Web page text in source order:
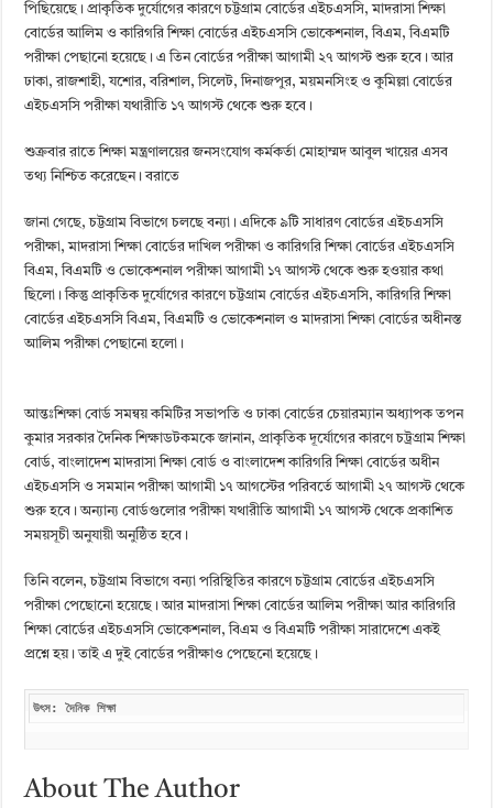
পিছিয়েছে। প্রাকৃতিক দুর্যোগের কারণে চট্টগ্রাম বোর্ডের এইচএসসি, মাদরাসা শিক্ষা
বোর্ডের আলিম ও কারিগরি শিক্ষা বোর্ডের এইচএসসি ভোকেশনাল, বিএম, বিএমটি
পরীক্ষা পেছানো হয়েছে। এ তিন বোর্ডের পরীক্ষা আগামী ২৭ আগস্ট শুরু হবে। আর
ঢাকা, রাজশাহী, যশোর, বরিশাল, সিলেট, দিনাজপুর, ময়মনসিংহ ও কুমিল্লা বোর্ডের
এইচএসসি পরীক্ষা যথারীতি ১৭ আগস্ট থেকে শুরু হবে।
শুক্রবার রাতে শিক্ষা মন্ত্রণালয়ের জনসংযোগ কর্মকর্তা মোহাম্মদ আবুল খায়ের এসব
তথ্য নিশ্চিত করেছেন। বরাতে
জানা গেছে, চট্টগ্রাম বিভাগে চলছে বন্যা। এদিকে ৯টি সাধারণ বোর্ডের এইচএসসি
পরীক্ষা, মাদরাসা শিক্ষা বোর্ডের দাখিল পরীক্ষা ও কারিগরি শিক্ষা বোর্ডের এইচএসসি
বিএম, বিএমটি ও ভোকেশনাল পরীক্ষা আগামী ১৭ আগস্ট থেকে শুরু হওয়ার কথা
ছিলো। কিন্তু প্রাকৃতিক দুর্যোগের কারণে চট্টগ্রাম বোর্ডের এইচএসসি, কারিগরি শিক্ষা
বোর্ডের এইচএসসি বিএম, বিএমটি ও ভোকেশনাল ও মাদরাসা শিক্ষা বোর্ডের অধীনস্ত
আলিম পরীক্ষা পেছানো হলো।
আন্তঃশিক্ষা বোর্ড সমন্বয় কমিটির সভাপতি ও ঢাকা বোর্ডের চেয়ারম্যান অধ্যাপক তপন
কুমার সরকার দৈনিক শিক্ষাডটকমকে জানান, প্রাকৃতিক দূর্যোগের কারণে চট্রগ্রাম শিক্ষা
বোর্ড, বাংলাদেশ মাদরাসা শিক্ষা বোর্ড ও বাংলাদেশ কারিগরি শিক্ষা বোর্ডের অধীন
এইচএসসি ও সমমান পরীক্ষা আগামী ১৭ আগস্টের পরিবর্তে আগামী ২৭ আগস্ট থেকে
শুরু হবে। অন্যান্য বোর্ডগুলোর পরীক্ষা যথারীতি আগামী ১৭ আগস্ট থেকে প্রকাশিত
সময়সূচী অনুযায়ী অনুষ্ঠিত হবে।
তিনি বলেন, চট্টগ্রাম বিভাগে বন্যা পরিস্থিতির কারণে চট্টগ্রাম বোর্ডের এইচএসসি
পরীক্ষা পেছোনো হয়েছে। আর মাদরাসা শিক্ষা বোর্ডের আলিম পরীক্ষা আর কারিগরি
শিক্ষা বোর্ডের এইচএসসি ভোকেশনাল, বিএম ও বিএমটি পরীক্ষা সারাদেশে একই
প্রশ্নে হয়। তাই এ দুই বোর্ডের পরীক্ষাও পেছেনো হয়েছে।
উৎস: দৈনিক শিক্ষা
About The Author